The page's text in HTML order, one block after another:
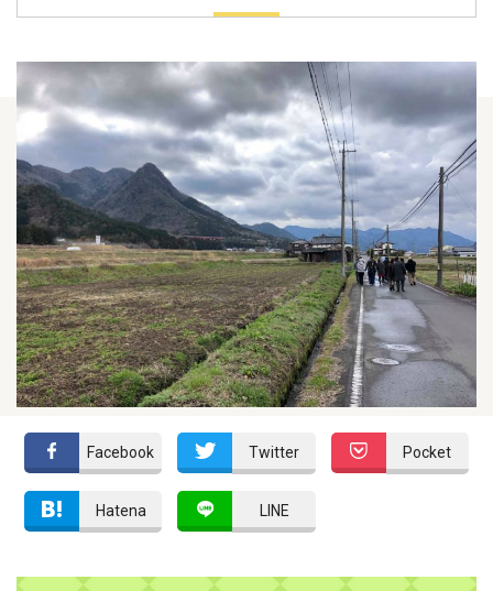
Facebook Twitter Pocket
Hatena LINE